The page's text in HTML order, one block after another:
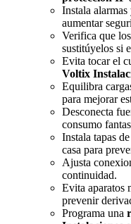
Instala alarmas
aumentar
Verifica que
sustitúyelos si
Evita tocar el
Voltix
Equilibra
para mejorar
Desconecta
consumo
Instala tapas
casa para
Ajusta
continuidad.
Evita aparatos
prevenir
Programa una